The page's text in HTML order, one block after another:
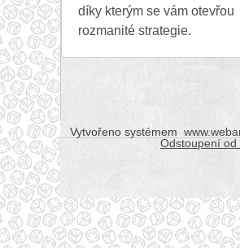
díky kterým se vám otevřou
rozmanité strategie.
Vytvořeno systémem
Odstoupení